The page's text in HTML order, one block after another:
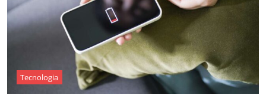
Tecnologia